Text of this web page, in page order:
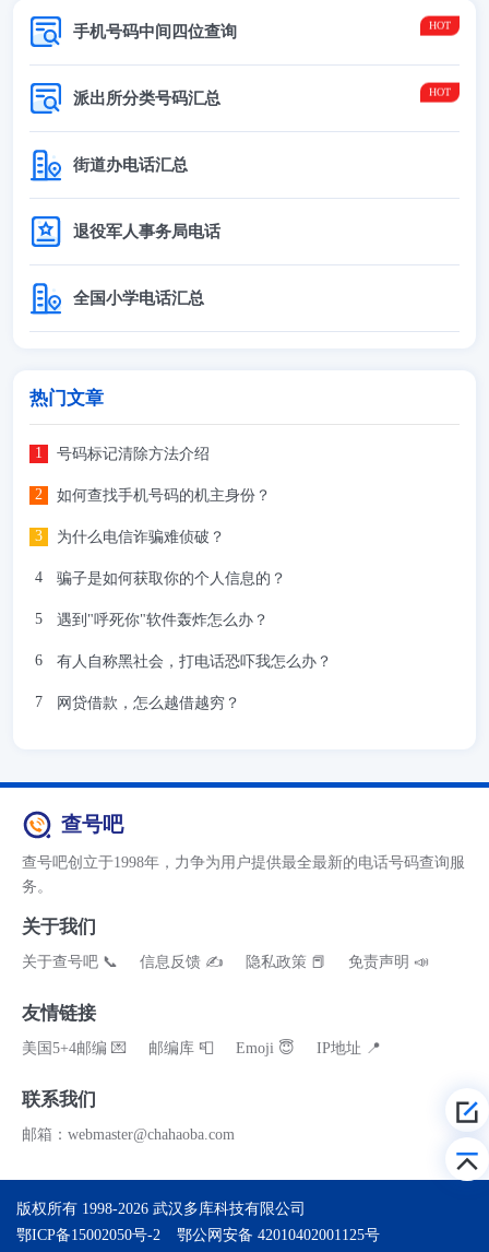
手机号码中间四位查询
派出所分类号码汇总
街道办电话汇总
退役军人事务局电话
全国小学电话汇总
热门文章
号码标记清除方法介绍
如何查找手机号码的机主身份？
为什么电信诈骗难侦破？
骗子是如何获取你的个人信息的？
遇到"呼死你"软件轰炸怎么办？
有人自称黑社会，打电话恐吓我怎么办？
网贷借款，怎么越借越穷？
查号吧
查号吧创立于1998年，力争为用户提供最全最新的电话号码查询服
务。
关于我们
关于查号吧 📞 信息反馈 ✍ 隐私政策 📕 免责声明 📣
友情链接
美国5+4邮编 💌 邮编库 📮 Emoji 😇 IP地址 📍
联系我们
邮箱：webmaster@chahaoba.com
版权所有 1998-2026 武汉多库科技有限公司
鄂ICP备15002050号-2
鄂公网安备 42010402001125号